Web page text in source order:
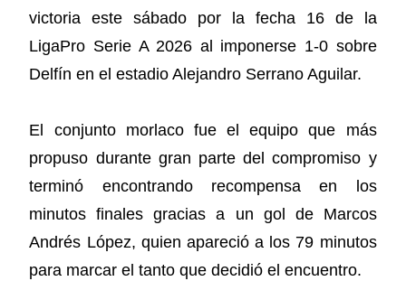
victoria este sábado por la fecha 16 de la
LigaPro Serie A 2026 al imponerse 1-0 sobre
Delfín en el estadio Alejandro Serrano Aguilar.
El conjunto morlaco fue el equipo que más
propuso durante gran parte del compromiso y
terminó encontrando recompensa en los
minutos finales gracias a un gol de Marcos
Andrés López, quien apareció a los 79 minutos
para marcar el tanto que decidió el encuentro.